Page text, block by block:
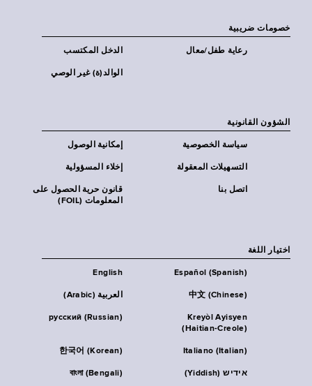
خصومات ضريبية
الدخل المكتسب رعاية طفل/معال
الوالد(ة) غير الوصي
الشؤون القانونية
إمكانية الوصول سياسة الخصوصية
إخلاء المسؤولية التسهيلات المعقولة
قانون حرية الحصول على
المعلومات (FOIL)
اتصل بنا
اختيار اللغة
English Español (Spanish)
العربية (Arabic) 中文 (Chinese)
русский (Russian)
Kreyòl Ayisyen
(Haitian-Creole)
한국어 (Korean) Italiano (Italian)
বাংলা (Bengali) אידיש (Yiddish)